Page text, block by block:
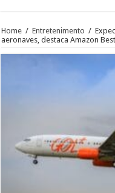
Home / Entretenimento /
aeronaves, destaca Amazon Best